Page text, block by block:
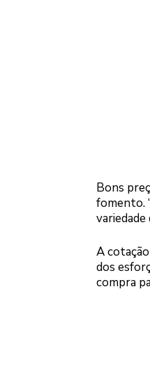
Bons
fomento.
A
dos
compra